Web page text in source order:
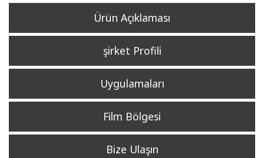
Ürün Açıklaması
şirket Profili
Uygulamaları
Film Bölgesi
Bize Ulaşın